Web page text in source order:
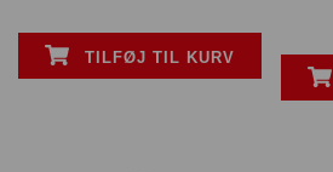
TILFØJ TIL KURV